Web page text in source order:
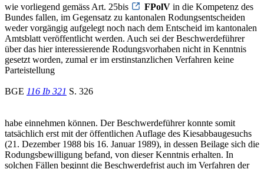
wie vorliegend gemäss Art. 25bis
FPolV in die Kompetenz des
Bundes fallen, im Gegensatz zu kantonalen Rodungsentscheiden
weder vorgängig aufgelegt noch nach dem Entscheid im kantonalen
Amtsblatt veröffentlicht werden. Auch sei der Beschwerdeführer
über das hier interessierende Rodungsvorhaben nicht in Kenntnis
gesetzt worden, zumal er im erstinstanzlichen Verfahren keine
Parteistellung
BGE 116 Ib 321 S. 326
habe einnehmen können. Der Beschwerdeführer konnte somit
tatsächlich erst mit der öffentlichen Auflage des Kiesabbaugesuchs
(21. Dezember 1988 bis 16. Januar 1989), in dessen Beilage sich die
Rodungsbewilligung befand, von dieser Kenntnis erhalten. In
solchen Fällen beginnt die Beschwerdefrist auch im Verfahren der